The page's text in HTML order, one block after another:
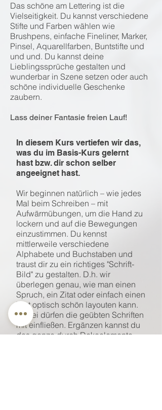
Das schöne am Lettering ist die
Vielseitigkeit. Du kannst verschiedene
Stifte und Farben wählen wie
Brushpens, einfache Fineliner, Marker,
Pinsel, Aquarellfarben, Buntstifte und
und und. Du kannst deine
Lieblingssprüche gestalten und
wunderbar in Szene setzen oder auch
schöne individuelle Geschenke
zaubern.
Lass deiner Fantasie freien Lauf!
In diesem Kurs vertiefen wir das,
was du im Basis-Kurs gelernt
hast bzw. dir schon selber
angeeignet hast.
Wir beginnen natürlich – wie jedes
Mal beim Schreiben – mit
Aufwärmübungen, um die Hand zu
lockern und auf die Bewegungen
einzustimmen. Du kennst
mittlerweile verschiedene
Alphabete und Buchstaben und
traust dir zu ein richtiges "Schrift-
Bild" zu gestalten. D.h. wir
überlegen genau, wie man einen
Spruch, ein Zitat oder einfach einen
Text optisch schön layouten kann.
Dabei dürfen die geübten Schriften
mit einfließen. Ergänzen kannst du
das ganze durch Dekoelemente.